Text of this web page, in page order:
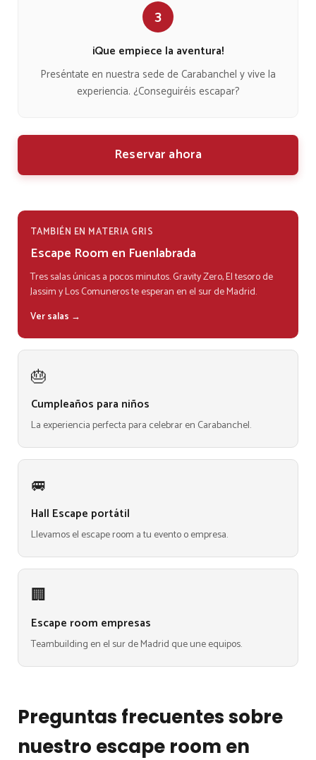
3
¡Que empiece la aventura!
Preséntate en nuestra sede de Carabanchel y vive la
experiencia. ¿Conseguiréis escapar?
Reservar ahora
TAMBIÉN EN MATERIA GRIS
Escape Room en Fuenlabrada
Tres salas únicas a pocos minutos. Gravity Zero, El tesoro de
Jassim y Los Comuneros te esperan en el sur de Madrid.
Ver salas →
🎂
Cumpleaños para niños
La experiencia perfecta para celebrar en Carabanchel.
🚐
Hall Escape portátil
Llevamos el escape room a tu evento o empresa.
🏢
Escape room empresas
Teambuilding en el sur de Madrid que une equipos.
Preguntas frecuentes sobre
nuestro escape room en